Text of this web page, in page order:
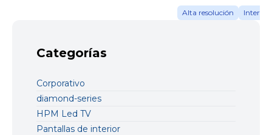
Alta resolución
Categorías
Corporativo
diamond-series
HPM Led TV
Pantallas de interior